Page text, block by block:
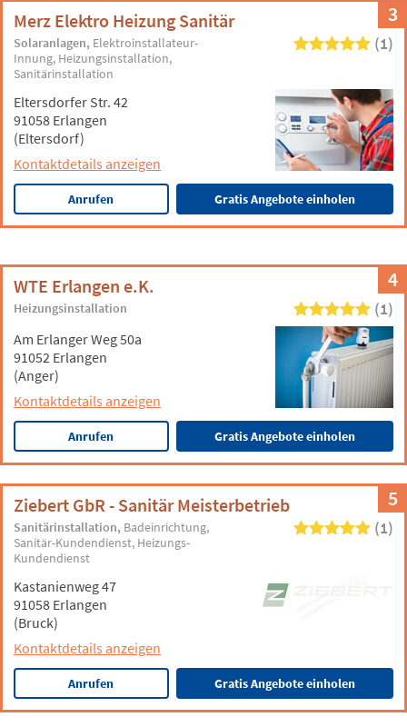
3
Merz Elektro Heizung Sanitär
Solaranlagen Elektroinstallateur-
Innung Heizungsinstallation
Sanitärinstallation
(1)
Eltersdorfer Str. 42
91058 Erlangen
(Eltersdorf)
Kontaktdetails anzeigen
Anrufen Gratis Angebote einholen
4
WTE Erlangen e.K.
Heizungsinstallation (1)
Am Erlanger Weg 50a
91052 Erlangen
(Anger)
Kontaktdetails anzeigen
Anrufen Gratis Angebote einholen
5
Ziebert GbR - Sanitär Meisterbetrieb
Sanitärinstallation Badeinrichtung
Sanitär-Kundendienst Heizungs-
Kundendienst
(1)
Kastanienweg 47
91058 Erlangen
(Bruck)
Kontaktdetails anzeigen
Anrufen Gratis Angebote einholen